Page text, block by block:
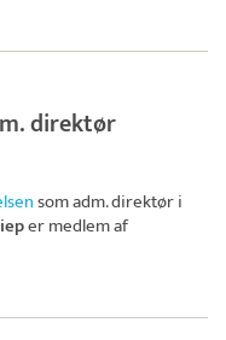
direktør
som adm. direktør i
er medlem af